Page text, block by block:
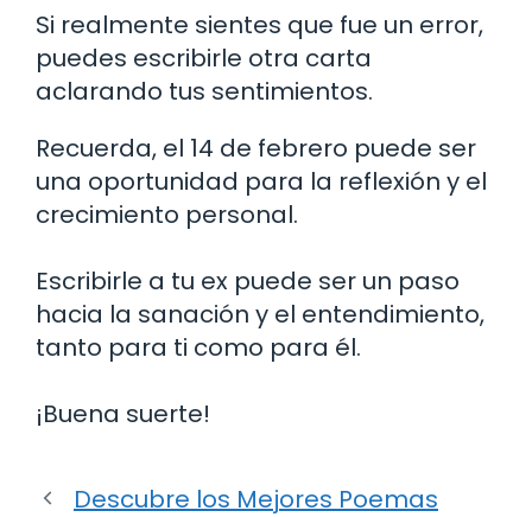
Si realmente sientes que fue un error,
puedes escribirle otra carta
aclarando tus sentimientos.
Recuerda, el 14 de febrero puede ser
una oportunidad para la reflexión y el
crecimiento personal.
Escribirle a tu ex puede ser un paso
hacia la sanación y el entendimiento,
tanto para ti como para él.
¡Buena suerte!
Descubre los Mejores Poemas